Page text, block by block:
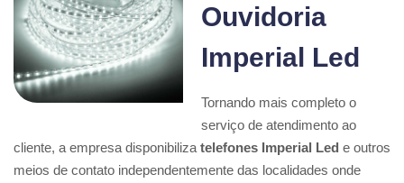
Ouvidoria
Imperial Led
Tornando mais completo o
serviço de atendimento ao
cliente, a empresa disponibiliza telefones Imperial Led e outros
meios de contato independentemente das localidades onde